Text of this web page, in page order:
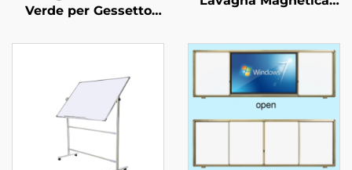
Verde per Gessetto
Scolastiche